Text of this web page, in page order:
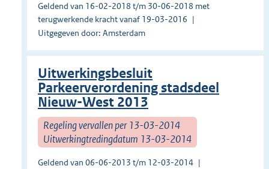
Geldend van 16-02-2018 t/m 30-06-2018 met
terugwerkende kracht vanaf 19-03-2016
Uitgegeven door: Amsterdam
Uitwerkingsbesluit
Parkeerverordening stadsdeel
Nieuw-West 2013
Regeling vervallen per 13-03-2014
Uitwerkingtredingdatum 13-03-2014
Geldend van 06-06-2013 t/m 12-03-2014